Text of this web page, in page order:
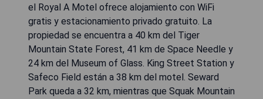
el Royal A Motel ofrece alojamiento con WiFi
gratis y estacionamiento privado gratuito. La
propiedad se encuentra a 40 km del Tiger
Mountain State Forest, 41 km de Space Needle y
24 km del Museum of Glass. King Street Station y
Safeco Field están a 38 km del motel. Seward
Park queda a 32 km, mientras que Squak Mountain